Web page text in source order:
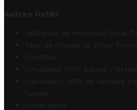
Autres Outils
Validateur de matricule fiscal
Taux de change de Dinar
TuniRIBs
Simulateur IRPP Salarié /
Calculateur IRPP de Retraité
Tunisie
Trovit News